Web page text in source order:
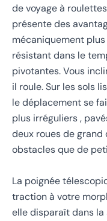
de voyage à
présente des
mécaniquement
résistant dans le
pivotantes. Vous
il roule. Sur les sols
le déplacement se
plus irréguliers ,
deux roues de
obstacles que de
La poignée
traction à votre
elle disparaît dans